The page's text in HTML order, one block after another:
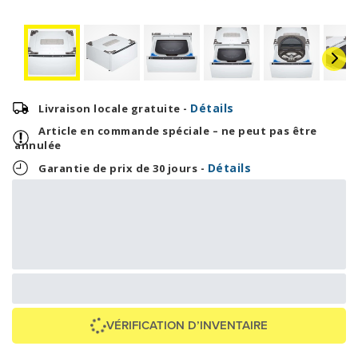
Livraison locale gratuite - Détails
Article en commande spéciale – ne peut pas être
annulée
Garantie de prix de 30 jours - Détails
VÉRIFICATION D’INVENTAIRE